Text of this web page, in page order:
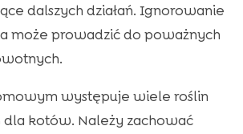
dalszych działań. Ignorowanie
może prowadzić do poważnych
występuje wiele roślin
kotów. Należy zachować